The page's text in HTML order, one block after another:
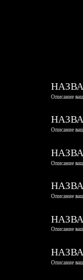
Описание
Описание
Описание
Описание
Описание
Описание